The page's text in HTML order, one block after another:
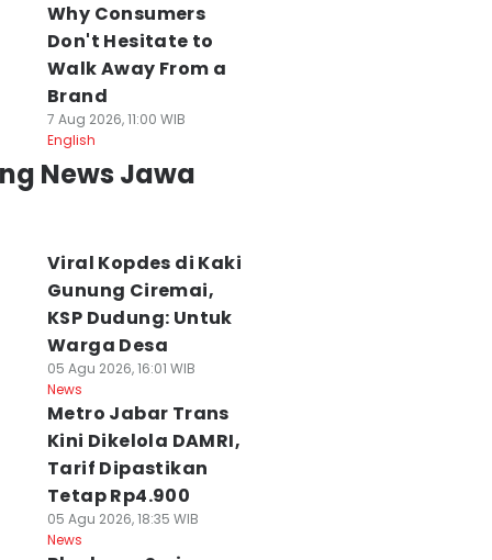
Why Consumers
Don't Hesitate to
Walk Away From a
Brand
7 Aug 2026, 11:00 WIB
English
News Jawa
Viral Kopdes di Kaki
Gunung Ciremai,
KSP Dudung: Untuk
Warga Desa
05 Agu 2026, 16:01 WIB
News
Metro Jabar Trans
Kini Dikelola DAMRI,
Tarif Dipastikan
Tetap Rp4.900
05 Agu 2026, 18:35 WIB
News